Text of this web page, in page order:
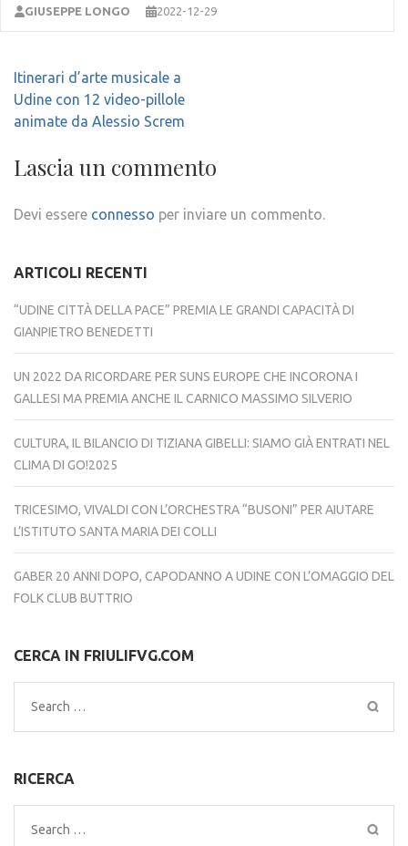
GIUSEPPE LONGO 2022-12-29
Navigazione
articoli
Itinerari d’arte musicale a
Udine con 12 video-pillole
animate da Alessio Screm
Lascia un commento
Devi essere connesso per inviare un commento.
ARTICOLI RECENTI
“UDINE CITTÀ DELLA PACE” PREMIA LE GRANDI CAPACITÀ DI
GIANPIETRO BENEDETTI
UN 2022 DA RICORDARE PER SUNS EUROPE CHE INCORONA I
GALLESI MA PREMIA ANCHE IL CARNICO MASSIMO SILVERIO
CULTURA, IL BILANCIO DI TIZIANA GIBELLI: SIAMO GIÀ ENTRATI NEL
CLIMA DI GO!2025
TRICESIMO, VIVALDI CON L’ORCHESTRA “BUSONI” PER AIUTARE
L’ISTITUTO SANTA MARIA DEI COLLI
GABER 20 ANNI DOPO, CAPODANNO A UDINE CON L’OMAGGIO DEL
FOLK CLUB BUTTRIO
CERCA IN FRIULIFVG.COM
Search
for:
RICERCA
Search